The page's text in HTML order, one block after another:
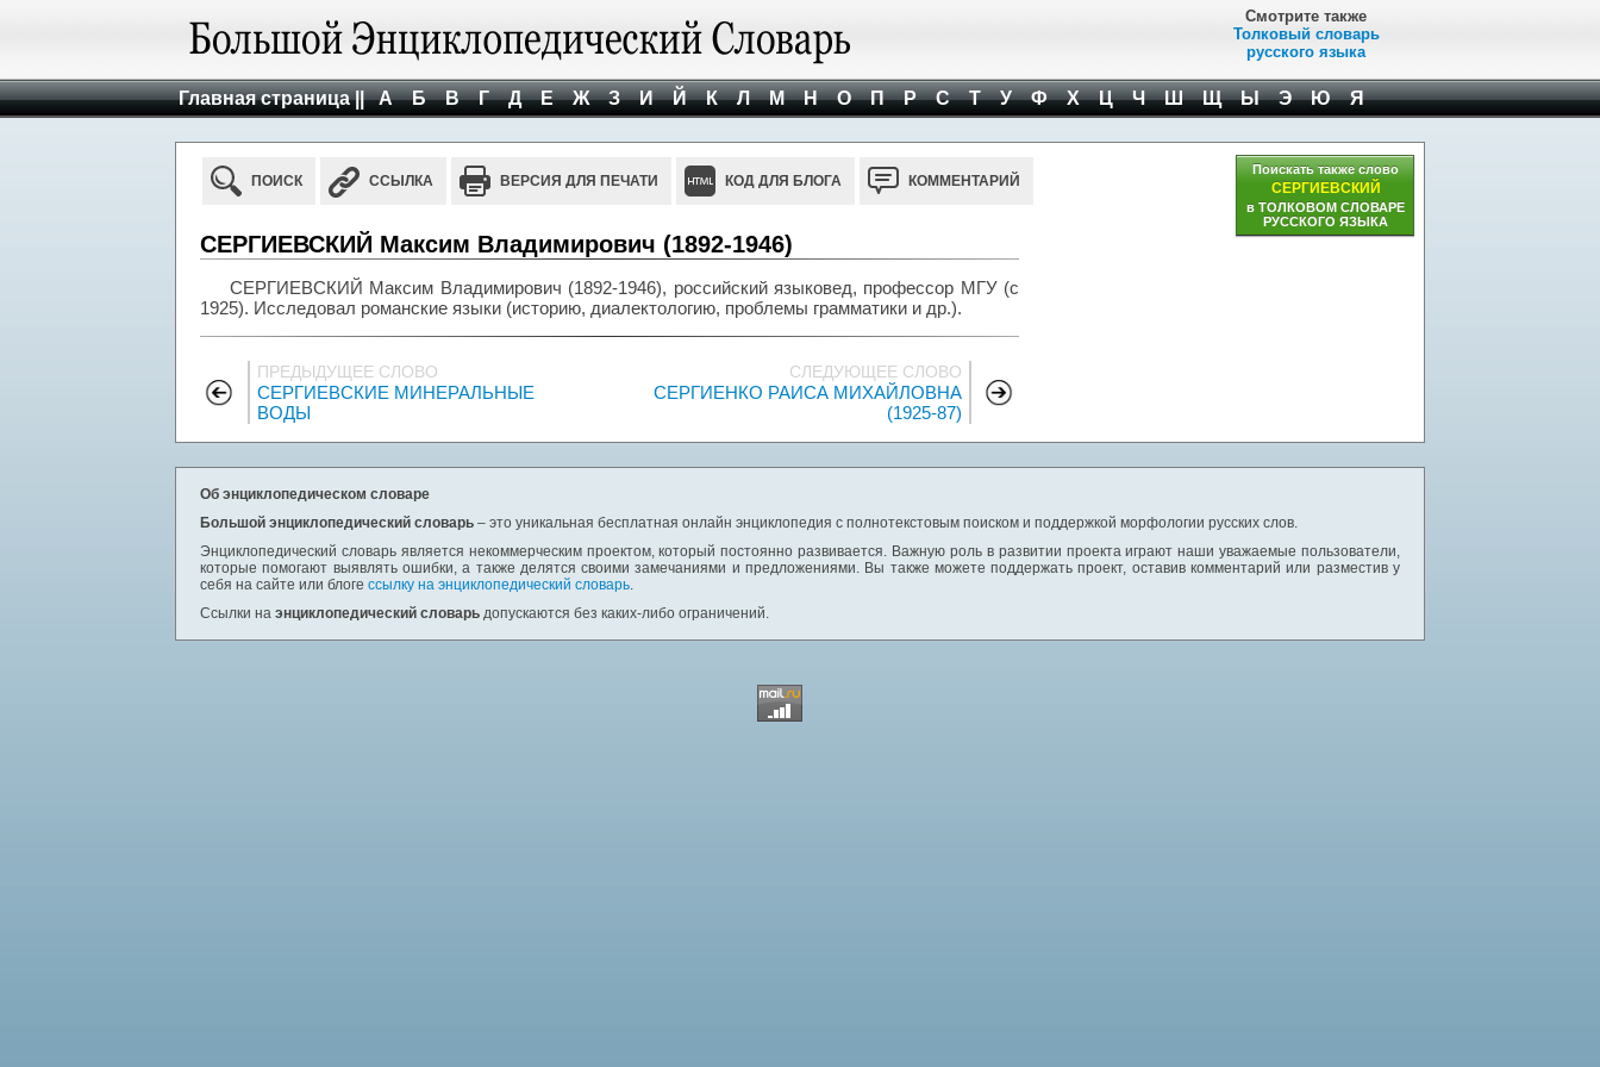
Смотрите также
Толковый словарь
русского языка
Главная страница || А Б В Г Д Е Ж З И Й К Л М Н О П Р С Т У Ф Х Ц Ч Ш Щ Ы Э Ю Я
ПОИСК ССЫЛКА ВЕРСИЯ ДЛЯ ПЕЧАТИ КОД ДЛЯ БЛОГА КОММЕНТАРИЙ
СЕРГИЕВСКИЙ Максим Владимирович (1892-1946)
СЕРГИЕВСКИЙ Максим Владимирович (1892-1946), российский языковед, профессор МГУ (с
1925). Исследовал романские языки (историю, диалектологию, проблемы грамматики и др.).
ПРЕДЫДУЩЕЕ СЛОВО
СЕРГИЕВСКИЕ МИНЕРАЛЬНЫЕ
ВОДЫ
СЛЕДУЮЩЕЕ СЛОВО
СЕРГИЕНКО РАИСА МИХАЙЛОВНА
(1925-87)
Поискать также слово
СЕРГИЕВСКИЙ
в ТОЛКОВОМ СЛОВАРЕ
РУССКОГО ЯЗЫКА
Об энциклопедическом словаре
Большой энциклопедический словарь – это уникальная бесплатная онлайн энциклопедия с полнотекстовым поиском и поддержкой морфологии русских слов.
Энциклопедический словарь является некоммерческим проектом, который постоянно развивается. Важную роль в развитии проекта играют наши уважаемые пользователи,
которые помогают выявлять ошибки, а также делятся своими замечаниями и предложениями. Вы также можете поддержать проект, оставив комментарий или разместив у
себя на сайте или блоге ссылку на энциклопедический словарь.
Ссылки на энциклопедический словарь допускаются без каких-либо ограничений.